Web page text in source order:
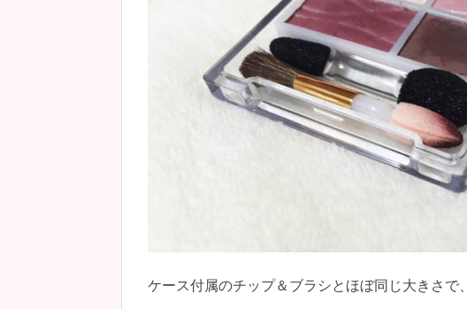
ケース付属のチップ＆ブラシとほぼ同じ大きさで、